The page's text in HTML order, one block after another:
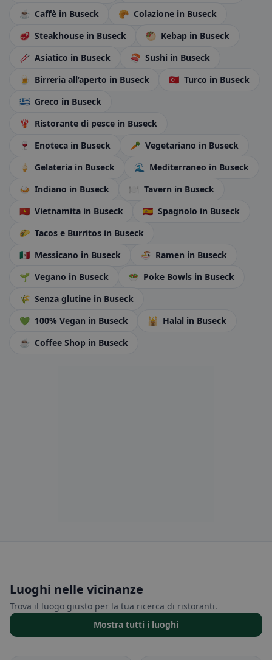
☕ Caffè in Buseck 🥐 Colazione in Buseck
🥩 Steakhouse in Buseck 🥙 Kebap in Buseck
🥢 Asiatico in Buseck 🍣 Sushi in Buseck
🍺 Birreria all’aperto in Buseck 🇹🇷 Turco in Buseck
🇬🇷 Greco in Buseck
🦞 Ristorante di pesce in Buseck
🍷
Enoteca in Buseck 🥕 Vegetariano in Buseck
🍦
Gelateria in Buseck 🌊 Mediterraneo in Buseck
🍛 Indiano in Buseck 🍽️ Tavern in Buseck
🇻🇳 Vietnamita in Buseck 🇪🇸 Spagnolo in Buseck
🌮 Tacos e Burritos in Buseck
🇲🇽 Messicano in Buseck 🍜 Ramen in Buseck
🌱 Vegano in Buseck 🥗 Poke Bowls in Buseck
🌾 Senza glutine in Buseck
💚 100% Vegan in Buseck 🕌 Halal in Buseck
☕ Coffee Shop in Buseck
Luoghi nelle vicinanze
Trova il luogo giusto per la tua ricerca di ristoranti.
Mostra tutti i luoghi